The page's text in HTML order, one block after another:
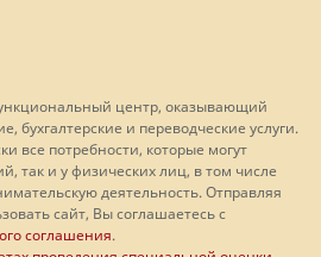
центр, оказывающий
бухгалтерские и переводческие услуги.
все потребности, которые могут
так и у физических лиц, в том числе
деятельность. Отправляя
сайт, Вы соглашаетесь с
соглашения.